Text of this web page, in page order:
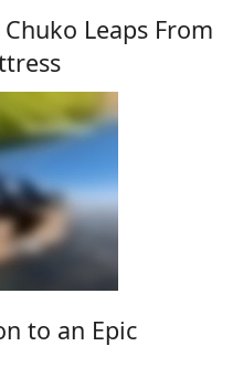
Leaps From
to an Epic